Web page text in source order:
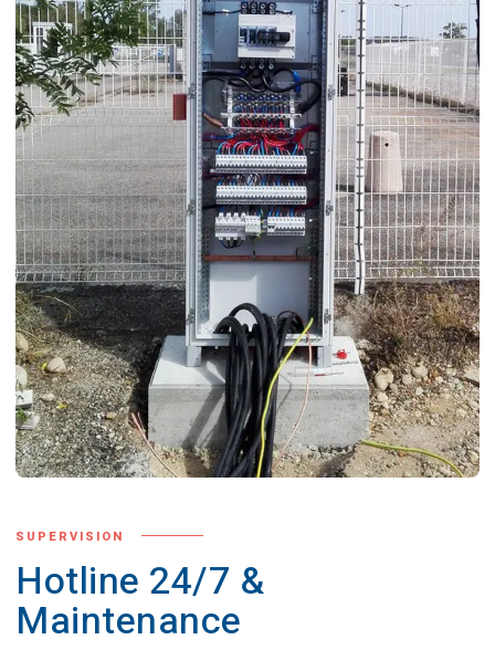
SUPERVISION
Hotline 24/7 &
Maintenance